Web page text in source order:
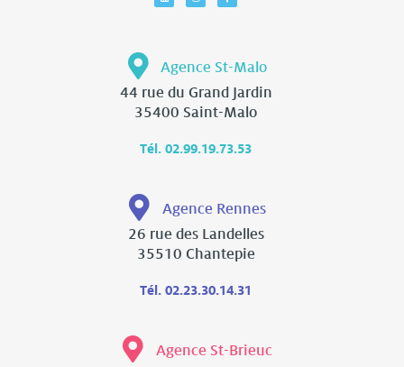
Agence St-Malo
44 rue du Grand Jardin
35400 Saint-Malo
Tél. 02.99.19.73.53
Agence Rennes
26 rue des Landelles
35510 Chantepie
Tél. 02.23.30.14.31
Agence St-Brieuc